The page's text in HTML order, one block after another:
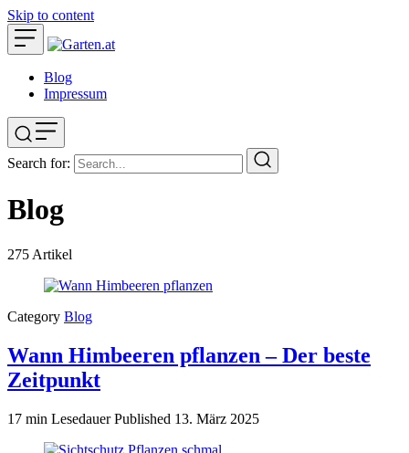
Skip to content
Blog
Impressum
Search for:
Blog
275 Artikel
Category Blog
Wann Himbeeren pflanzen – Der beste
Zeitpunkt
17 min LesedauerPublished 13. März 2025